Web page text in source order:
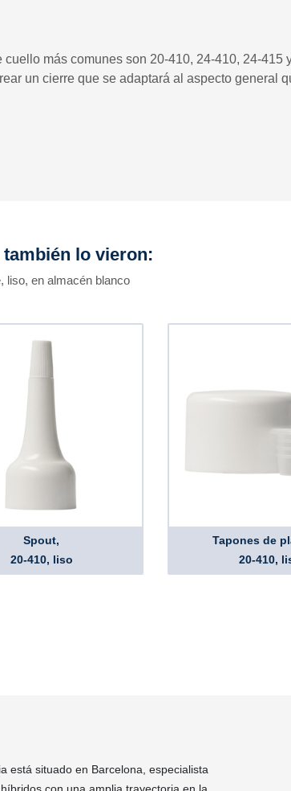
más comunes son 20-410, 24-410, 24-415
un cierre que se adaptará al aspecto general
lo vieron:
liso, en almacén blanco
Spout,
20-410, liso
Tapones de
20-410,
está situado en Barcelona, especialista